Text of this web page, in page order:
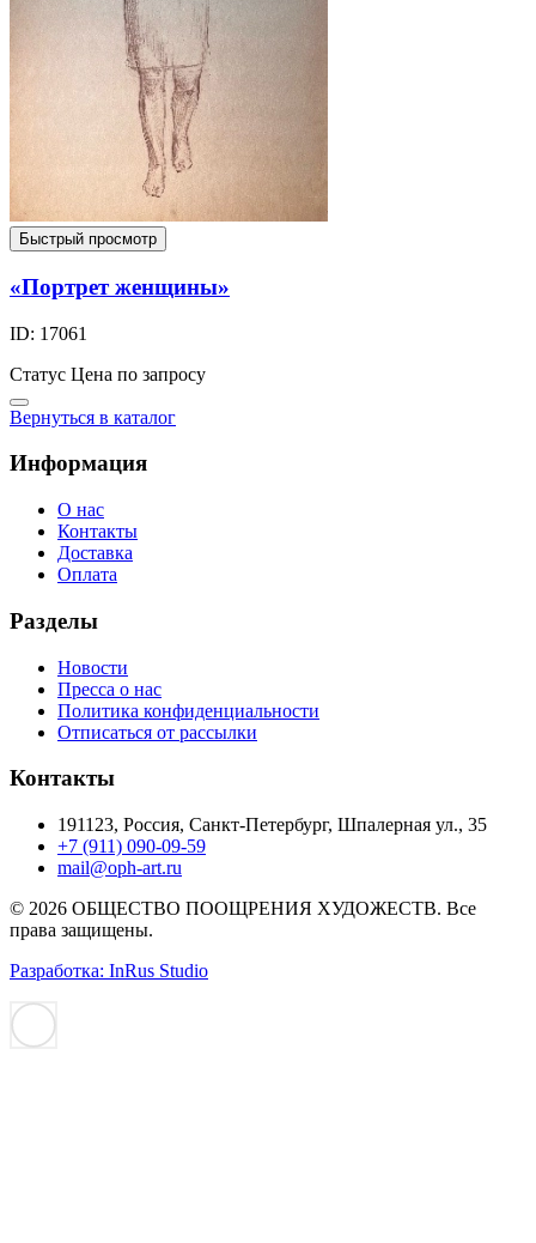
Быстрый просмотр
«Портрет женщины»
ID: 17061
Статус Цена по запросу
Вернуться в каталог
Информация
О нас
Контакты
Доставка
Оплата
Разделы
Новости
Пресса о нас
Политика конфиденциальности
Отписаться от рассылки
Контакты
191123, Россия, Санкт-Петербург, Шпалерная ул., 35
+7 (911) 090-09-59
mail@oph-art.ru
© 2026 ОБЩЕСТВО ПООЩРЕНИЯ ХУДОЖЕСТВ. Все
права защищены.
Разработка: InRus Studio